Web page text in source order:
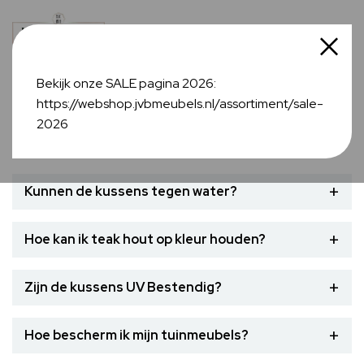
Veelgestelde vragen
Kunnen de kussens tegen water? +
gemaakt van Olefin en Sunbrella, deze kunnen beide
Hoe kan ik teak hout op kleur houden? +
een teak cleaner en en teak protector om de de tafel
Zijn de kussens UV Bestendig? +
laten liggen, wel raden wij aan om ze in de winter
Hoe bescherm ik mijn tuinmeubels? +
Bekijk onze SALE pagina 2026:
https://webshop.jvbmeubels.nl/assortiment/sale-
2026